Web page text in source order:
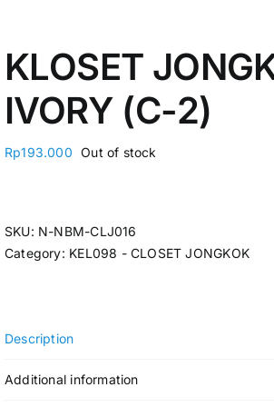
KLOSET
IVORY (C-2)
Rp193.000 Out of stock
SKU: N-NBM-CLJ016
Category: KEL098 - CLOSET JONGKOK
Description
Additional information